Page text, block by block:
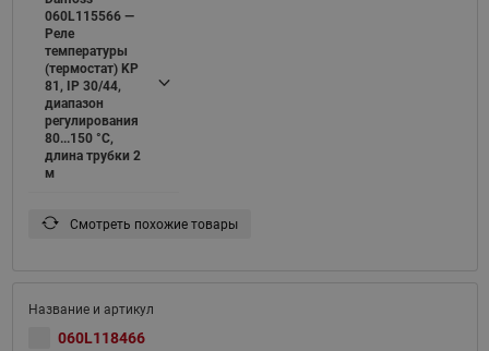
060L115566 —
Реле
температуры
(термостат) KP
81, IP 30/44,
диапазон
регулирования
80...150 °C,
длина трубки 2
м
Смотреть похожие товары
060L118466